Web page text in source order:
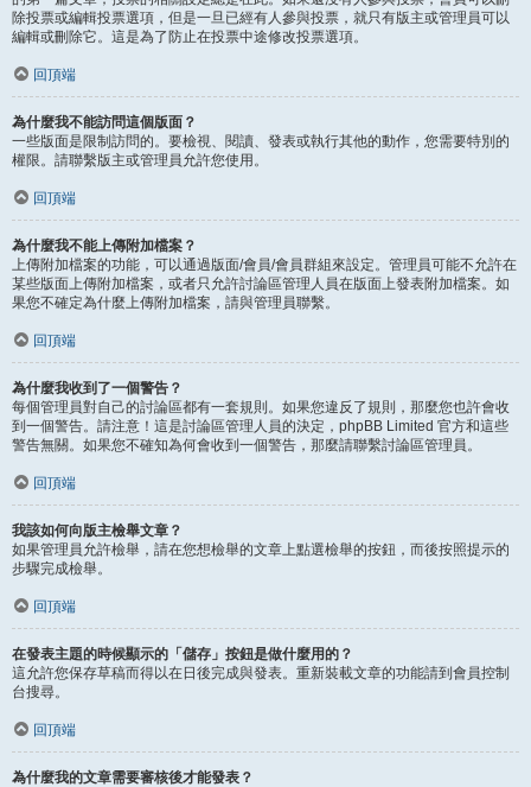
除投票或編輯投票選項，但是一旦已經有人參與投票，就只有版主或管理員可以
編輯或刪除它。這是為了防止在投票中途修改投票選項。
回頂端
為什麼我不能訪問這個版面？
一些版面是限制訪問的。要檢視、閱讀、發表或執行其他的動作，您需要特別的
權限。請聯繫版主或管理員允許您使用。
回頂端
為什麼我不能上傳附加檔案？
上傳附加檔案的功能，可以通過版面/會員/會員群組來設定。管理員可能不允許在
某些版面上傳附加檔案，或者只允許討論區管理人員在版面上發表附加檔案。如
果您不確定為什麼上傳附加檔案，請與管理員聯繫。
回頂端
為什麼我收到了一個警告？
每個管理員對自己的討論區都有一套規則。如果您違反了規則，那麼您也許會收
到一個警告。請注意！這是討論區管理人員的決定，phpBB Limited 官方和這些
警告無關。如果您不確知為何會收到一個警告，那麼請聯繫討論區管理員。
回頂端
我該如何向版主檢舉文章？
如果管理員允許檢舉，請在您想檢舉的文章上點選檢舉的按鈕，而後按照提示的
步驟完成檢舉。
回頂端
在發表主題的時候顯示的「儲存」按鈕是做什麼用的？
這允許您保存草稿而得以在日後完成與發表。重新裝載文章的功能請到會員控制
台搜尋。
回頂端
為什麼我的文章需要審核後才能發表？